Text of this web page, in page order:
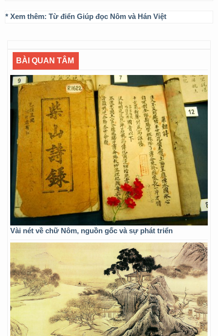
* Xem thêm: Từ điển Giúp đọc Nôm và Hán Việt
BÀI QUAN TÂM
Vài nét về chữ Nôm, nguồn gốc và sự phát triển